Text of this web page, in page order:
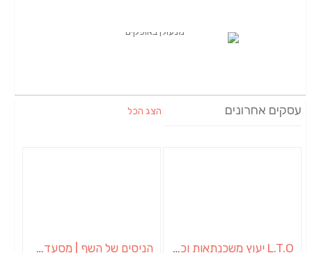
עסקים אחרונים הצג הכל
L.T.O יעוץ משכנתאות וכלכלת משפחה | יועץ משכנתאות באשכול הניסים של השף | מסעדת שף בבית | ארוחות גורמה